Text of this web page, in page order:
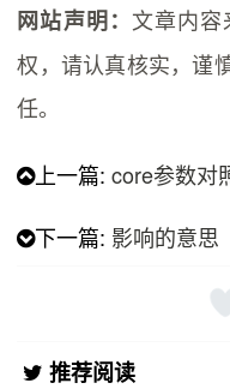
网站声明： 文章内
权，请认真核实，谨
任。
上一篇:core参数对
下一篇: 影响的意思
推荐阅读